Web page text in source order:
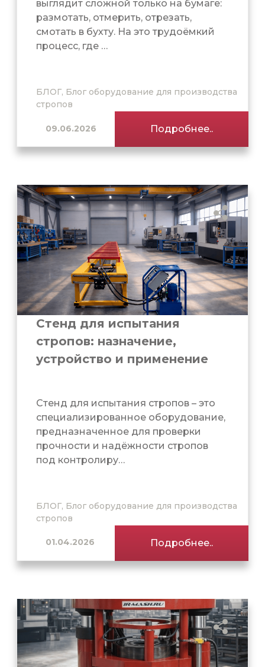
выглядит сложной только на бумаге:
размотать, отмерить, отрезать,
смотать в бухту. На это трудоёмкий
процесс, где …
БЛОГ, Блог оборудование для производства
стропов
09.06.2026 Подробнее..
Стенд для испытания
стропов: назначение,
устройство и применение
Стенд для испытания стропов – это
специализированное оборудование,
предназначенное для проверки
прочности и надёжности стропов
под контролиру…
БЛОГ, Блог оборудование для производства
стропов
01.04.2026 Подробнее..